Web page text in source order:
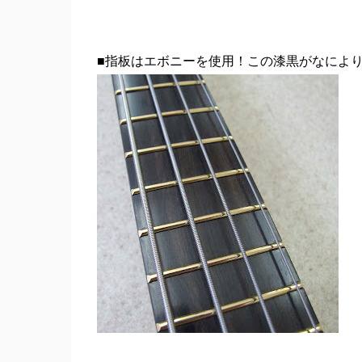
■指板はエボニーを使用！この漆黒がなによ